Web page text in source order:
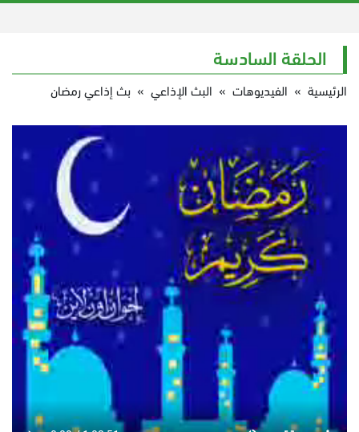
الحلقة السادسة
الرئيسية » الفيديوهات » البث الإذاعي » بث إذاعي رمضان